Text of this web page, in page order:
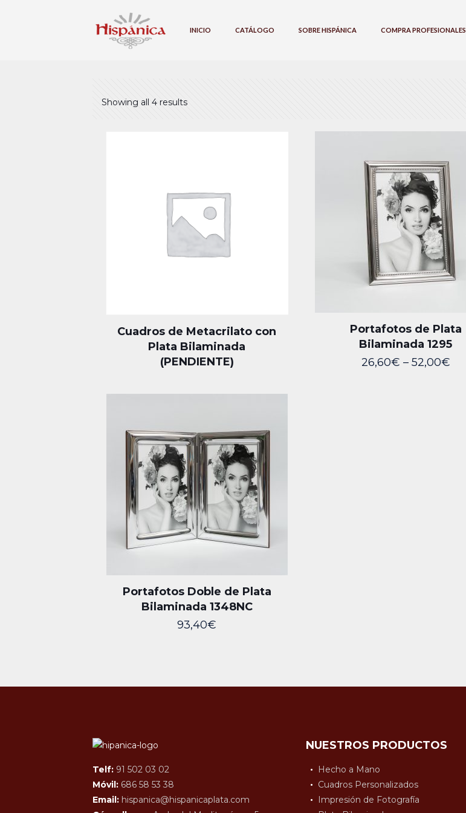
INICIO CATÁLOGO SOBRE HISPÁNICA COMPRA PROFESIONALES
Showing all 4 results
Cuadros de Metacrilato con
Plata Bilaminada
(PENDIENTE)
Portafotos de Plata
Bilaminada 1295
26,60€ – 52,00€
Portafotos Doble de Plata
Bilaminada 1348NC
93,40€
Telf: 91 502 03 02
Móvil: 686 58 53 38
Email: hispanica@hispanicaplata.com
NUESTROS PRODUCTOS
Hecho a Mano
Cuadros Personalizados
Impresión de Fotografía